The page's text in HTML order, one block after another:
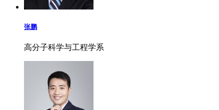
张鹏
高分子科学与工程学系